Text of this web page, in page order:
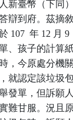
新臺幣（下同
辯到府。茲摘
107  年 12 月
、孩子的計算
，今原處分機
就認定該垃
舉發單，但訴
難甘服。況